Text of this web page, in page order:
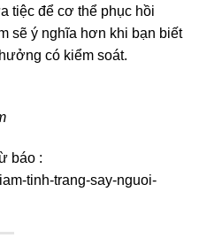
tiệc để cơ thể phục hồi
sẽ ý nghĩa hơn khi bạn biết
có kiểm soát.
báo :
tinh-trang-say-nguoi-